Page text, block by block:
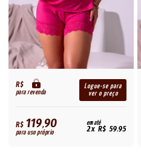
R$
para revenda
Logue-se para
ver o preço
R$119,90
para uso próprio
em até
2x R$ 59,95